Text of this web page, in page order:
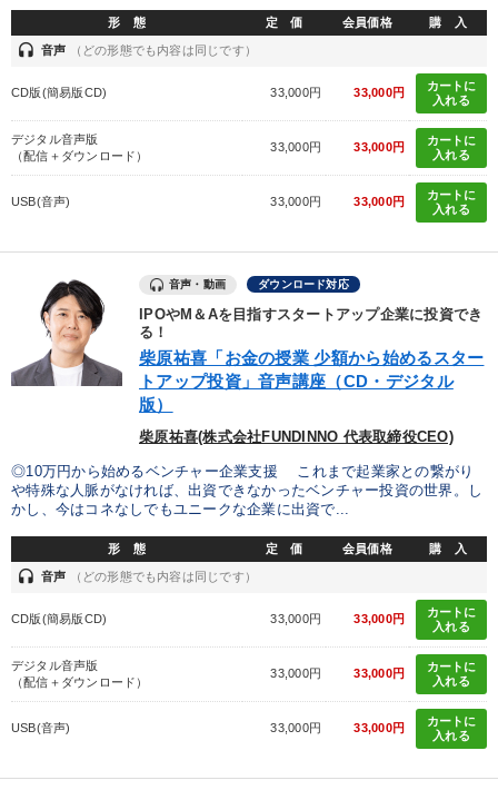
企業文化 営業 一倉定
※「更新」を押すと「カテゴリー」「目的別」「キーワード」を更新いただけます。
refresh 更新する
すべての音声・動画（全2077タイトル）からお探しいただけます
広報・PR インフレ対策・値上げ
早わかり 株式市場 企業文化 モチベーション
歴史に学ぶ 節税 モノづくり 感動講話
推薦 会長 多様性・ダイバーシティ 相続・事業承継
創業者 リーダーシップ 後継者
形 態 定 価 会員価格 購 入
headset 音声 （どの形態でも内容は同じです）
CD版(簡易版CD) 33,000円 33,000円
カートに
入れる
デジタル音声版
（配信＋ダウンロード）
33,000円 33,000円
カートに
入れる
USB(音声) 33,000円 33,000円
カートに
入れる
音声・動画 ダウンロード対応
IPOやM＆Aを目指すスタートアップ企業に投資でき
る！
柴原祐喜「お金の授業 少額から始めるスター
トアップ投資」音声講座（CD・デジタル
版）
柴原祐喜(株式会社FUNDINNO 代表取締役CEO)
◎10万円から始めるベンチャー企業支援 これまで起業家との繋がり
や特殊な人脈がなければ、出資できなかったベンチャー投資の世界。し
かし、今はコネなしでもユニークな企業に出資で...
形 態 定 価 会員価格 購 入
headset 音声 （どの形態でも内容は同じです）
CD版(簡易版CD) 33,000円 33,000円
カートに
入れる
デジタル音声版
（配信＋ダウンロード）
33,000円 33,000円
カートに
入れる
USB(音声) 33,000円 33,000円
カートに
入れる